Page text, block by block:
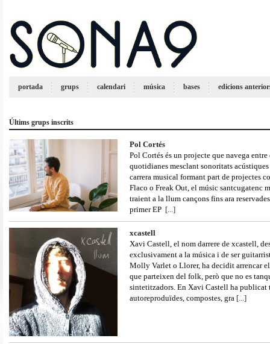
portada grups calendari música bases edicions
Últims grups inscrits
Pol Cortés
Pol Cortés és un projecte que navega
quotidianes mesclant sonoritats
carrera musical formant part de projectes
Flaco o Freak Out, el músic santcugatenc
traient a la llum cançons fins ara
primer EP [...]
xcastell
Xavi Castell, el nom darrere de xcastell,
exclusivament a la música i de ser
Molly Varlet o Llorer, ha decidit arrencar
que parteixen del folk, però que no es
sintetitzadors. En Xavi Castell ha publicat
autoreproduïdes, compostes, gra [...]